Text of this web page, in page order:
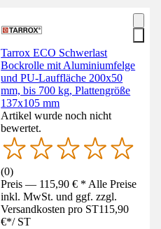
Tarrox ECO Schwerlast
Bockrolle mit Aluminiumfelge
und PU-Lauffläche 200x50
mm, bis 700 kg, Plattengröße
137x105 mm
Artikel wurde noch nicht
bewertet.
(0)
Preis — 115,90 € * Alle Preise
inkl. MwSt. und ggf. zzgl.
Versandkosten pro ST115,90
€*/ ST